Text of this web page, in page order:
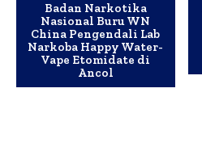
Badan Narkotika
Nasional Buru WN
China Pengendali Lab
Narkoba Happy Water-
Vape Etomidate di
Ancol